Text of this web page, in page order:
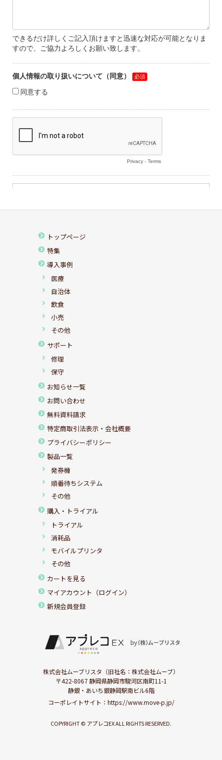
トップページ
特集
導入事例
医療
自治体
飲食
小売
その他
サポート
修理
保守
お知らせ一覧
お問い合わせ
無料資料請求
特定商取引法表示・会社概要
プライバシーポリシー
製品一覧
発券機
順番待ちシステム
その他
購入・トライアル
トライアル
消耗品
モバイルプリンタ
その他
カートを見る
マイアカウント（ログイン）
新規会員登録
株式会社ムーブリスタ（旧社名：株式会社ムーブ）
〒422-8067 静岡県静岡市駿河区南町11-1
静銀・あいち銀静岡駅南ビル6階
コーポレイトサイト： https://www.move-p.jp/
COPYRIGHT © アプレコEX ALL RIGHTS RESERVED.